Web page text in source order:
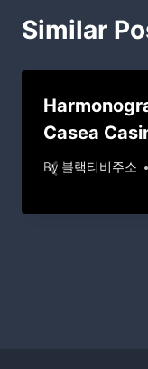
Similar
Casea
By 블랙티비주소